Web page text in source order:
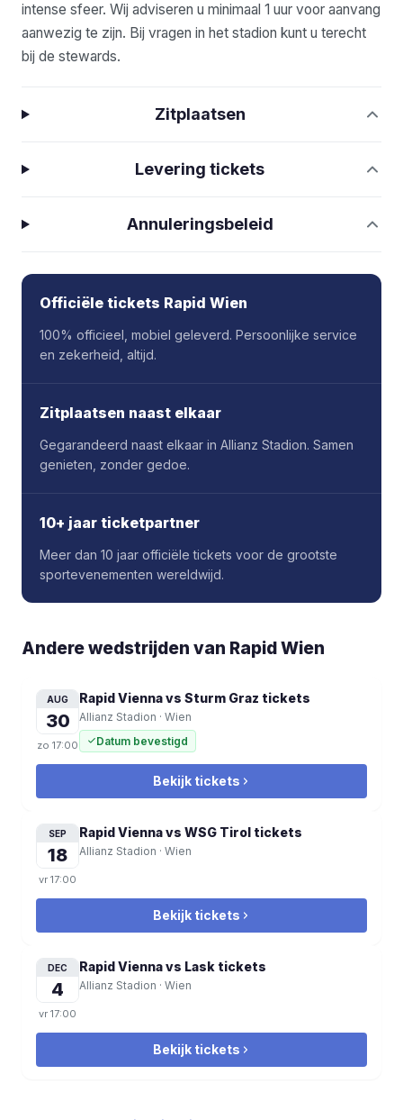
intense sfeer. Wij adviseren u minimaal 1 uur voor aanvang
aanwezig te zijn. Bij vragen in het stadion kunt u terecht
bij de stewards.
Zitplaatsen
Levering tickets
Annuleringsbeleid
Officiële tickets Rapid Wien
100% officieel, mobiel geleverd. Persoonlijke service
en zekerheid, altijd.
Zitplaatsen naast elkaar
Gegarandeerd naast elkaar in Allianz Stadion. Samen
genieten, zonder gedoe.
10+ jaar ticketpartner
Meer dan 10 jaar officiële tickets voor de grootste
sportevenementen wereldwijd.
Andere wedstrijden van Rapid Wien
AUG
30
zo 17:00
Rapid Vienna vs Sturm Graz tickets
Allianz Stadion · Wien
Datum bevestigd
Bekijk tickets
SEP
18
vr 17:00
Rapid Vienna vs WSG Tirol tickets
Allianz Stadion · Wien
Bekijk tickets
DEC
4
vr 17:00
Rapid Vienna vs Lask tickets
Allianz Stadion · Wien
Bekijk tickets